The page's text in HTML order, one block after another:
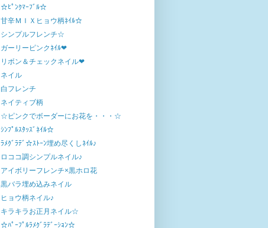
☆ﾋﾟﾝｸﾏｰﾌﾞﾙ☆
甘辛ＭＩＸヒョウ柄ﾈｲﾙ☆
シンプルフレンチ☆
ガーリーピンクﾈｲﾙ❤
リボン＆チェックネイル❤
ネイル
白フレンチ
ネイティブ柄
☆ピンクでボーダーにお花を・・・☆
ｼﾝﾌﾟﾙｽﾀｯｽﾞﾈｲﾙ☆
ﾗﾒｸﾞﾗﾃﾞ☆ｽﾄｰﾝ埋め尽くしﾈｲﾙ♪
ロココ調シンプルネイル♪
アイボリーフレンチ×黒ホロ花
黒バラ埋め込みネイル
ヒョウ柄ネイル♪
キラキラお正月ネイル☆
☆ﾊﾟｰﾌﾟﾙﾗﾒｸﾞﾗﾃﾞｰｼｮﾝ☆